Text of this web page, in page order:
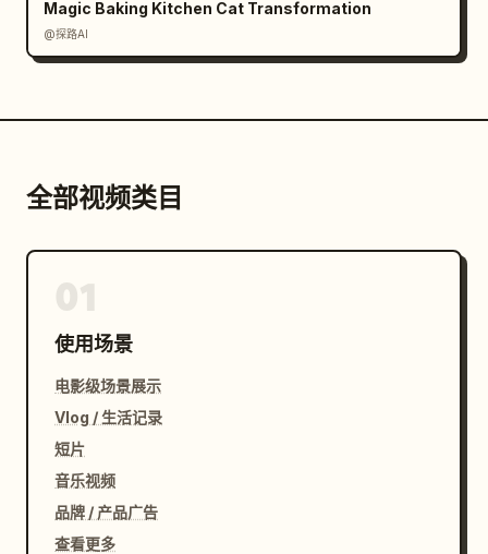
Magic Baking Kitchen Cat Transformation
@探路AI
全部视频类目
使用场景
电影级场景展示
Vlog / 生活记录
短片
音乐视频
品牌 / 产品广告
查看更多